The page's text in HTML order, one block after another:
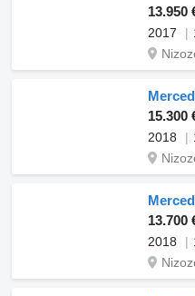
13.950
2017
15.300
2018
13.700
2018